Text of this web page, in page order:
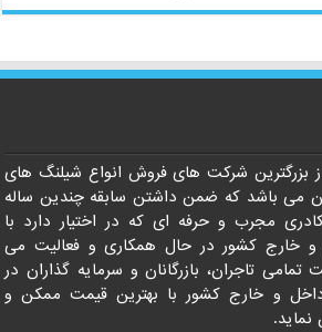
بزرگترین شرکت های فروش انواع شیلنگ های
می باشد که ضمن داشتن سابقه چندین ساله
مجرب و حرفه ای که در اختیار دارد با
و خارج کشور در حال همکاری و فعالیت می
تاجران، بازرگانان و سرمایه گذاران در
و خارج کشور با بهترین قیمت ممکن و